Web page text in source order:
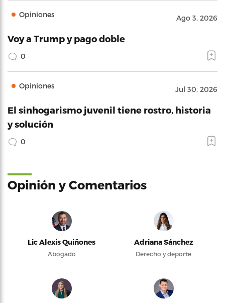
Opiniones Ago 3, 2026
Voy a Trump y pago doble
0
Opiniones Jul 30, 2026
El sinhogarismo juvenil tiene rostro, historia
y solución
0
Opinión y Comentarios
Lic Alexis Quiñones
Abogado
Adriana Sánchez
Derecho y deporte